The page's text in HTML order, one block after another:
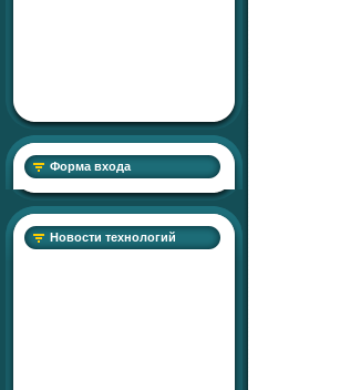
Форма входа
Новости технологий